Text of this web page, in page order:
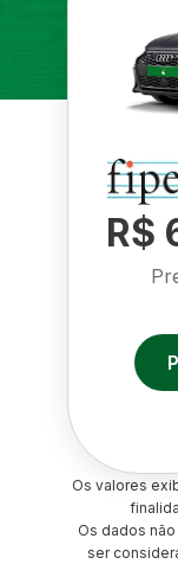
R$
Os valores
Os dados
ser